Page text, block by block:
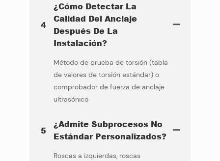
4
¿Cómo Detectar La
Calidad Del Anclaje
Después De La
Instalación?
Método de prueba de torsión (tabla
de valores de torsión estándar) o
comprobador de fuerza de anclaje
ultrasónico
5
¿Admite Subprocesos No
Estándar Personalizados?
Roscas a izquierdas, roscas